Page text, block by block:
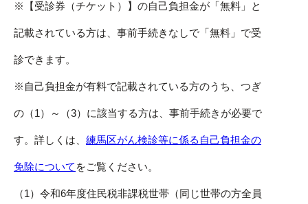
※【受診券（チケット）】の自己負担金が「無料」と
記載されている方は、事前手続きなしで「無料」で受
診できます。
※自己負担金が有料で記載されている方のうち、つぎ
の（1）～（3）に該当する方は、事前手続きが必要で
す。詳しくは、 練馬区がん検診等に係る自己負担金の
免除について をご覧ください。
（1）令和6年度住民税非課税世帯（同じ世帯の方全員